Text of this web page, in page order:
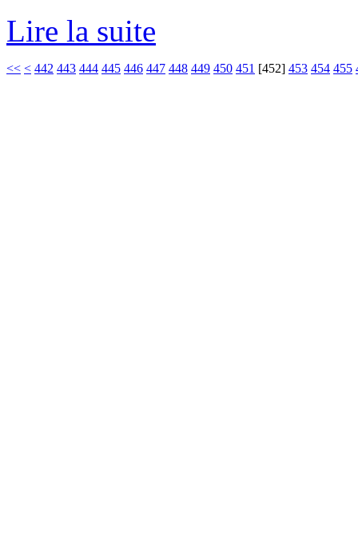
Lire la suite
<< < 442 443 444 445 446 447 448 449 450 451 [452] 453 454 455